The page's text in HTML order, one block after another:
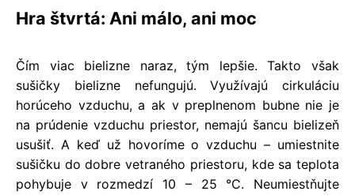
Hra štvrtá: Ani málo, ani moc
Čím viac bielizne naraz, tým lepšie. Takto však
sušičky bielizne nefungujú. Využívajú cirkuláciu
horúceho vzduchu, a ak v preplnenom bubne nie je
na prúdenie vzduchu priestor, nemajú šancu bielizeň
usušiť. A keď už hovoríme o vzduchu – umiestnite
sušičku do dobre vetraného priestoru, kde sa teplota
pohybuje v rozmedzí 10 – 25 °C. Neumiestňujte